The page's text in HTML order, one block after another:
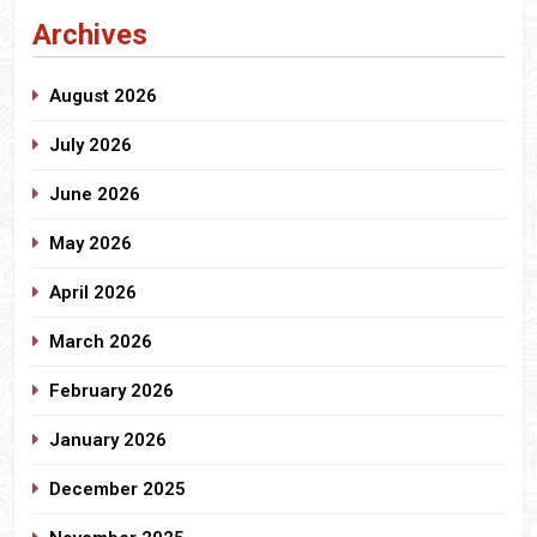
Archives
August 2026
July 2026
June 2026
May 2026
April 2026
March 2026
February 2026
January 2026
December 2025